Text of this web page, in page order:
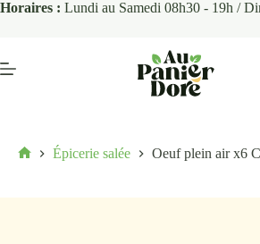
Horaires : Lundi au Samedi 08h30 - 19h /
Épicerie salée Oeuf plein air x6